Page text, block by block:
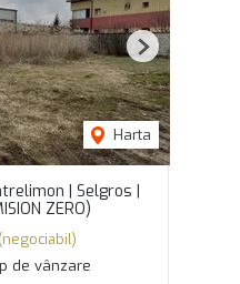
Harta
Next
| Selgros |
ZERO)
(negociabil)
de vânzare